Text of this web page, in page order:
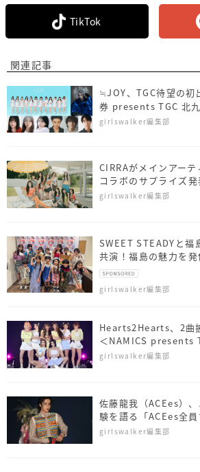
TikTok
関連記事
≒JOY、TGC待望の初
券 presents TGC 北九
girlswalker編集部
CIRRAがメインアー
コラボのサプライズ
presents TGC 北九州
girlswalker編集部
SWEET STEADYと福
共演！福島の魅力を
ト
girlswalker編集部
Hearts2Hearts、2曲
＜NAMICS presents
girlswalker編集部
佐藤⿓我（ACEes）
験を語る「ACEes全
＜NAMICS presents
girlswalker編集部